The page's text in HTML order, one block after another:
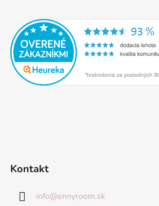
Kontakt
info@ennyroom.sk